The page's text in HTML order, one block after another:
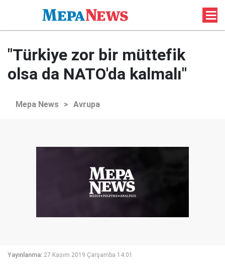
"Türkiye zor bir müttefik
olsa da NATO'da kalmalı"
Mepa News > Avrupa
Yayınlanma: 27 Kasım 2019 Çarşamba 14:01